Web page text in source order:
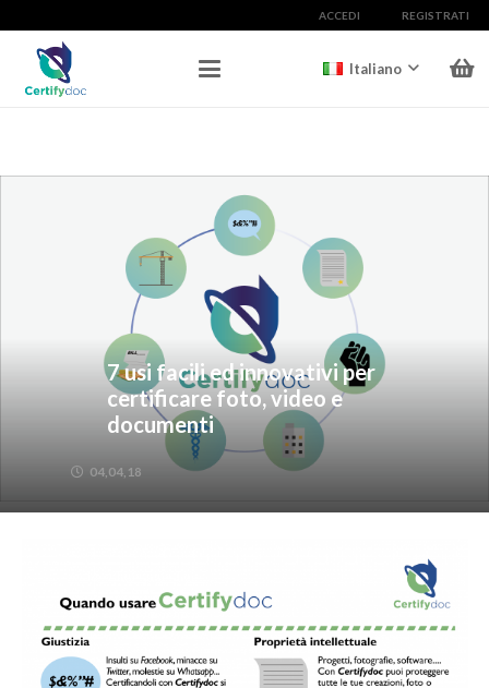
ACCEDI REGISTRATI
Italiano
7 usi facili ed innovativi per
certificare foto, video e
documenti
04,04,18